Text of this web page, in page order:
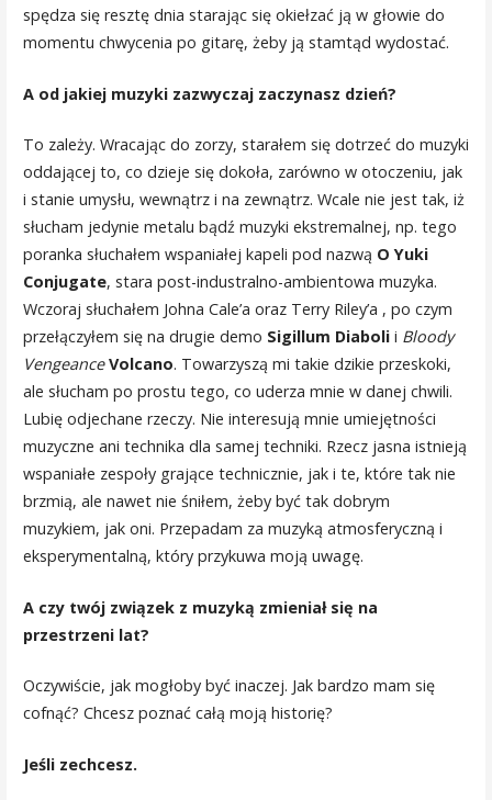
spędza się resztę dnia starając się okiełzać ją w głowie do
momentu chwycenia po gitarę, żeby ją stamtąd wydostać.
A od jakiej muzyki zazwyczaj zaczynasz dzień?
To zależy. Wracając do zorzy, starałem się dotrzeć do muzyki
oddającej to, co dzieje się dokoła, zarówno w otoczeniu, jak
i stanie umysłu, wewnątrz i na zewnątrz. Wcale nie jest tak, iż
słucham jedynie metalu bądź muzyki ekstremalnej, np. tego
poranka słuchałem wspaniałej kapeli pod nazwą O Yuki
Conjugate, stara post-industralno-ambientowa muzyka.
Wczoraj słuchałem Johna Cale’a oraz Terry Riley’a , po czym
przełączyłem się na drugie demo Sigillum Diaboli i Bloody
Vengeance Volcano. Towarzyszą mi takie dzikie przeskoki,
ale słucham po prostu tego, co uderza mnie w danej chwili.
Lubię odjechane rzeczy. Nie interesują mnie umiejętności
muzyczne ani technika dla samej techniki. Rzecz jasna istnieją
wspaniałe zespoły grające technicznie, jak i te, które tak nie
brzmią, ale nawet nie śniłem, żeby być tak dobrym
muzykiem, jak oni. Przepadam za muzyką atmosferyczną i
eksperymentalną, który przykuwa moją uwagę.
A czy twój związek z muzyką zmieniał się na
przestrzeni lat?
Oczywiście, jak mogłoby być inaczej. Jak bardzo mam się
cofnąć? Chcesz poznać całą moją historię?
Jeśli zechcesz.